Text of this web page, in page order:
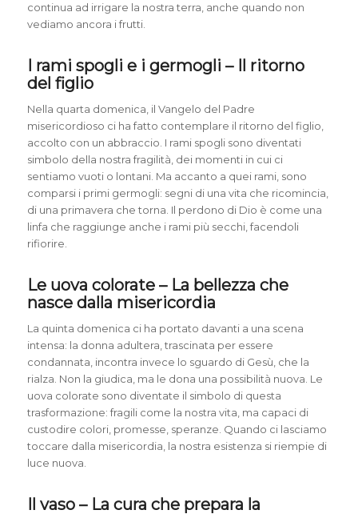
continua ad irrigare la nostra terra, anche quando non
vediamo ancora i frutti.
I rami spogli e i germogli – Il ritorno
del figlio
Nella quarta domenica, il Vangelo del Padre
misericordioso ci ha fatto contemplare il ritorno del figlio,
accolto con un abbraccio. I rami spogli sono diventati
simbolo della nostra fragilità, dei momenti in cui ci
sentiamo vuoti o lontani. Ma accanto a quei rami, sono
comparsi i primi germogli: segni di una vita che ricomincia,
di una primavera che torna. Il perdono di Dio è come una
linfa che raggiunge anche i rami più secchi, facendoli
rifiorire.
Le uova colorate – La bellezza che
nasce dalla misericordia
La quinta domenica ci ha portato davanti a una scena
intensa: la donna adultera, trascinata per essere
condannata, incontra invece lo sguardo di Gesù, che la
rialza. Non la giudica, ma le dona una possibilità nuova. Le
uova colorate sono diventate il simbolo di questa
trasformazione: fragili come la nostra vita, ma capaci di
custodire colori, promesse, speranze. Quando ci lasciamo
toccare dalla misericordia, la nostra esistenza si riempie di
luce nuova.
Il vaso – La cura che prepara la